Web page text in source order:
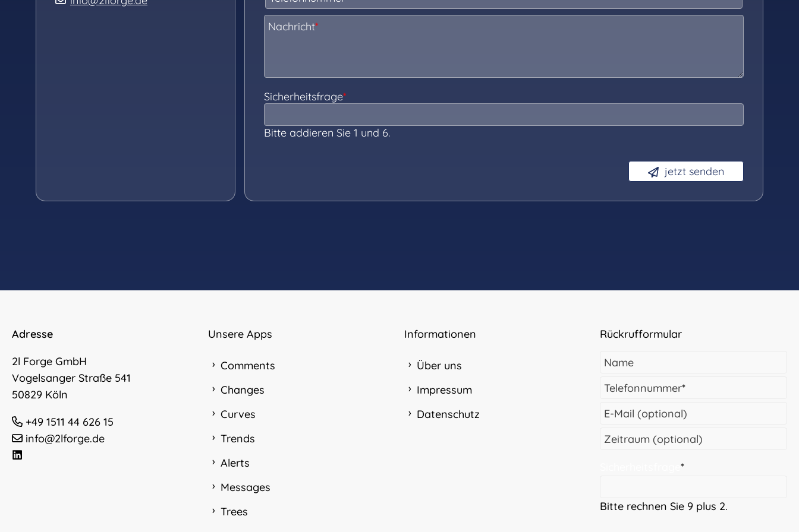
Nachricht*
Sicherheitsfrage*
Bitte addieren Sie 1 und 6.
jetzt senden
Adresse
2l Forge GmbH
Vogelsanger Straße 541
50829 Köln
+49 1511 44 626 15
info@2lforge.de
Unsere Apps
Comments
Changes
Curves
Trends
Alerts
Messages
Trees
Informationen
Über uns
Impressum
Datenschutz
Rückrufformular
Name
Telefonnummer*
E-Mail (optional)
Zeitraum (optional)
Sicherheitsfrage*
Bitte rechnen Sie 9 plus 2.